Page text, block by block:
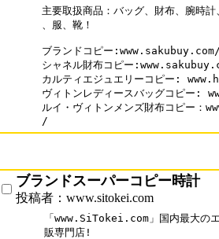
主要取扱商品：バッグ、財布、腕時
、服、靴！
ブランドコピー
シャネル財布コピー
カルティエジュエリーコピー:
ヴィトンレディースバッグコピ
ルイ・ヴィトンメンズ財布コピー
/
ブランドスーパーコピー時計
投稿者：www.sitokei.com
「www.SiTokei.com」国内最大の
販専門店!